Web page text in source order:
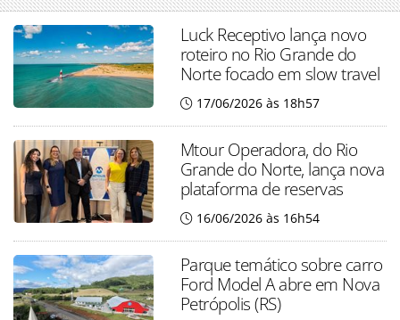
Luck Receptivo lança novo
roteiro no Rio Grande do
Norte focado em slow travel
17/06/2026 às 18h57
Mtour Operadora, do Rio
Grande do Norte, lança nova
plataforma de reservas
16/06/2026 às 16h54
Parque temático sobre carro
Ford Model A abre em Nova
Petrópolis (RS)